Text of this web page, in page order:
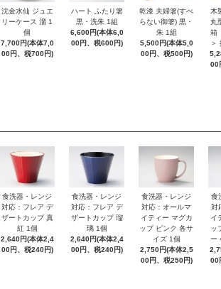
沈金水仙 ジュエ
リーケース 溜 1
個
7,700円(本体7,0
00円、税700円)
ハート ふたり箸
黒・洗朱 1組
6,600円(本体6,0
00円、税600円)
乾漆 夫婦箸(すべ
らない御箸) 黒・
朱 1組
5,500円(本体5,0
00円、税500円)
木
丸
箱
＞
00
食洗器・レンジ
対応：フレア デ
ザートカップ 真
紅 1個
2,640円(本体2,4
00円、税240円)
食洗器・レンジ
対応：フレア デ
ザートカップ 瑠
璃 1個
2,640円(本体2,4
00円、税240円)
食洗器・レンジ
対応：オールマ
イティー マグカ
ップ ピンク 各サ
イズ 1個
2,750円(本体2,5
00円、税250円)
食
対
イ
ッ
ー
00